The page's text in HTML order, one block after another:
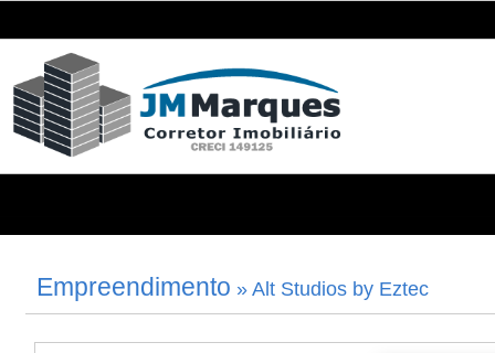
Empreendimento » Alt Studios by Eztec